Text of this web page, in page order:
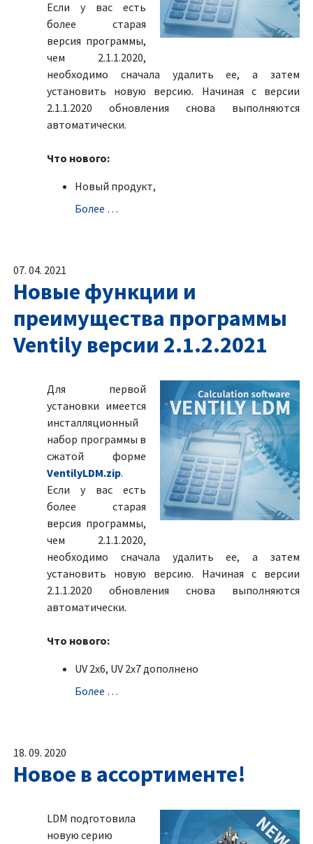
Если у вас есть
более старая
версия программы,
чем 2.1.1.2020,
необходимо сначала удалить ее, а затем
установить новую версию. Начиная с версии
2.1.1.2020 обновления снова выполняются
автоматически.
Что нового:
Новый продукт,
Болeе …
07. 04. 2021
Новые функции и
преимущества программы
Ventily версии 2.1.2.2021
Для первой
установки имеется
инсталляционный
набор программы в
сжатой форме
VentilyLDM.zip.
Если у вас есть
более старая
версия программы,
чем 2.1.1.2020,
необходимо сначала удалить ее, а затем
установить новую версию. Начиная с версии
2.1.1.2020 обновления снова выполняются
автоматически.
Что нового:
UV 2x6, UV 2x7 дополненo
Болeе …
18. 09. 2020
Новое в ассортименте!
LDM подготовила
новую серию